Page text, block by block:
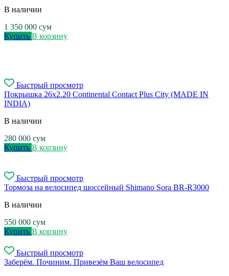
В наличии
1 350 000 сум
Купить В корзину
Быстрый просмотр
Покрышка 26x2.20 Continental Contact Plus City (MADE IN
INDIA)
В наличии
280 000 сум
Купить В корзину
Быстрый просмотр
Тормоза на велосипед шоссейный Shimano Sora BR-R3000
В наличии
550 000 сум
Купить В корзину
Быстрый просмотр
Заберём. Починим. Привезём Ваш велосипед